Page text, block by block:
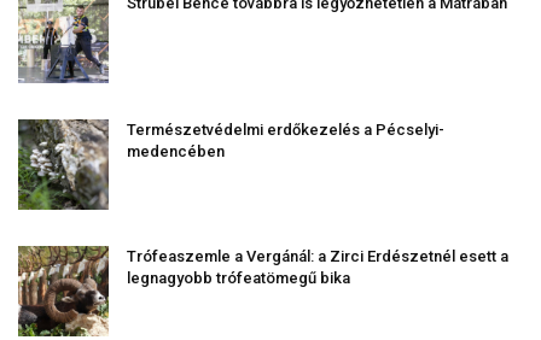
Természetvédelmi erdőkezelés a Pécselyi-
medencében
Trófeaszemle a Vergánál: a Zirci Erdészetnél esett a
legnagyobb trófeatömegű bika